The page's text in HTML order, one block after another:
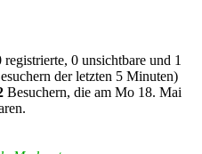
0 unsichtbare und 1
der letzten 5 Minuten)
Besuchern, die am Mo 18. Mai